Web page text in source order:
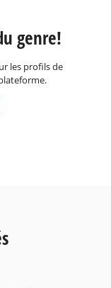
genre!
les profils de